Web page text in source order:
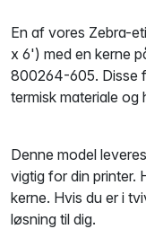
En af vores Zebra-
x 6') med en kerne
800264-605. Disse
termisk materiale
Denne model
vigtig for din printer.
kerne. Hvis du er i
løsning til dig.